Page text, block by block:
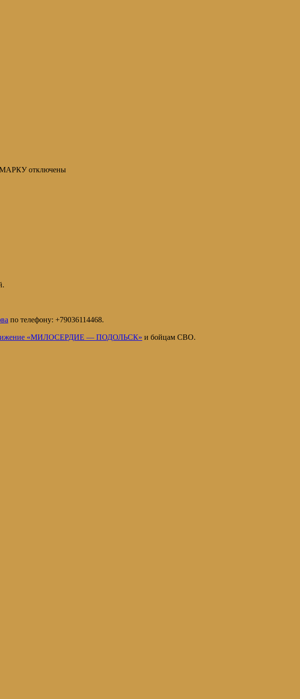
отключены
по телефону: +79036114468.
«МИЛОСЕРДИЕ — ПОДОЛЬСК» и бойцам СВО.